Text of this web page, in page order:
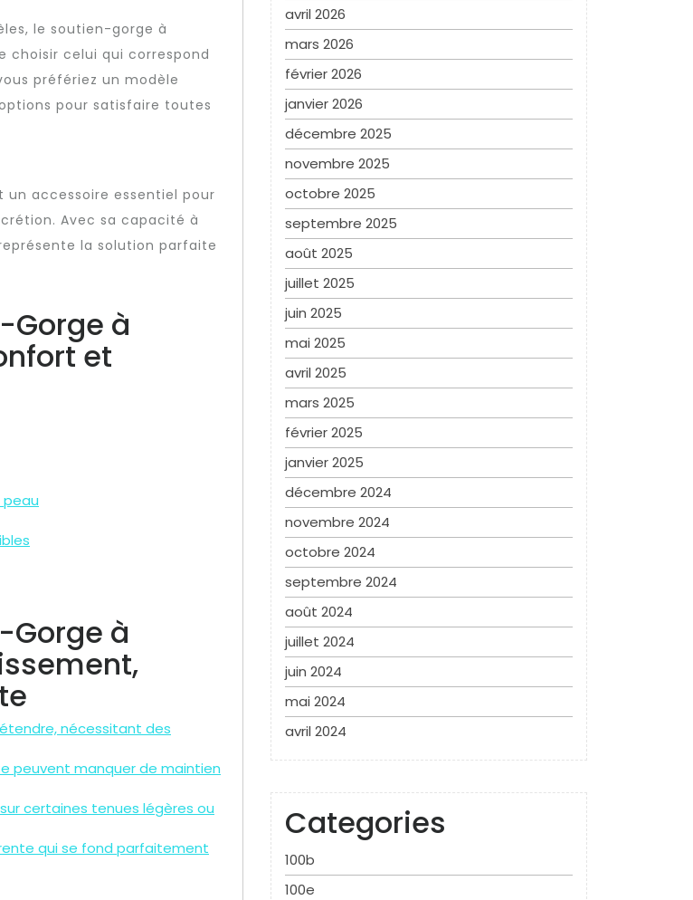
le soutien-gorge à
choisir celui qui correspond
préfériez un modèle
pour satisfaire toutes
accessoire essentiel pour
Avec sa capacité à
la solution parfaite
Gorge à
et
Gorge à
nécessitant des
peuvent manquer de maintien
certaines tenues légères ou
qui se fond parfaitement
avril 2026
mars 2026
février 2026
janvier 2026
décembre 2025
novembre 2025
octobre 2025
septembre 2025
août 2025
juillet 2025
juin 2025
mai 2025
avril 2025
mars 2025
février 2025
janvier 2025
décembre 2024
novembre 2024
octobre 2024
septembre 2024
août 2024
juillet 2024
juin 2024
mai 2024
avril 2024
Categories
100b
100e